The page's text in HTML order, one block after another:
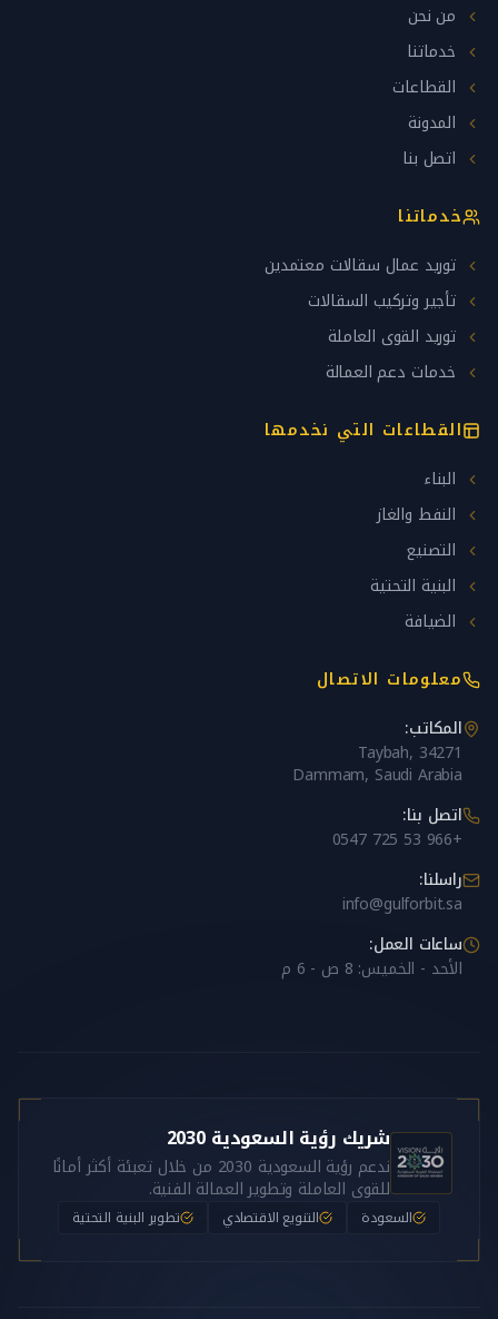
من نحن
خدماتنا
القطاعات
المدونة
اتصل بنا
خدماتنا
توريد عمال سقالات معتمدين
تأجير وتركيب السقالات
توريد القوى العاملة
خدمات دعم العمالة
القطاعات التي نخدمها
البناء
النفط والغاز
التصنيع
البنية التحتية
الضيافة
معلومات الاتصال
المكاتب:
Taybah, 34271
Dammam, Saudi Arabia
اتصل بنا:
+966 53 725 0547
راسلنا:
info@gulforbit.sa
ساعات العمل:
الأحد - الخميس: 8 ص - 6 م
شريك رؤية السعودية 2030
ندعم رؤية السعودية 2030 من خلال تعبئة أكثر أمانًا
للقوى العاملة وتطوير العمالة الفنية.
السعودة التنويع الاقتصادي تطوير البنية التحتية